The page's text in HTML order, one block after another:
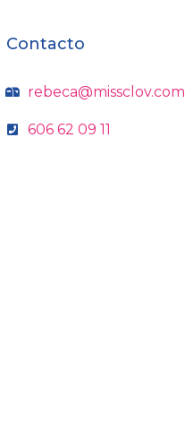
Contacto
rebeca@missclov.com
606 62 09 11